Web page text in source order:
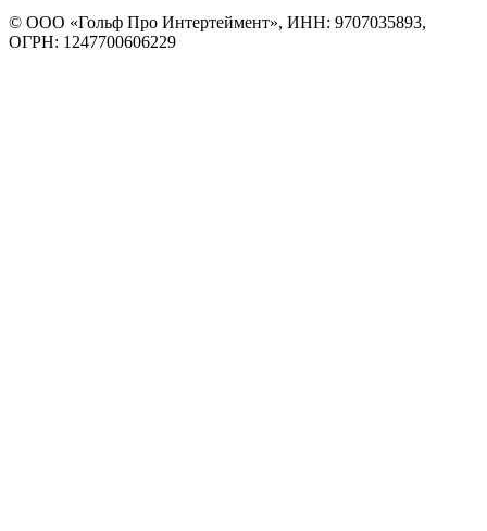
© ООО «Гольф Про Интертеймент», ИНН: 9707035893,
ОГРН: 1247700606229